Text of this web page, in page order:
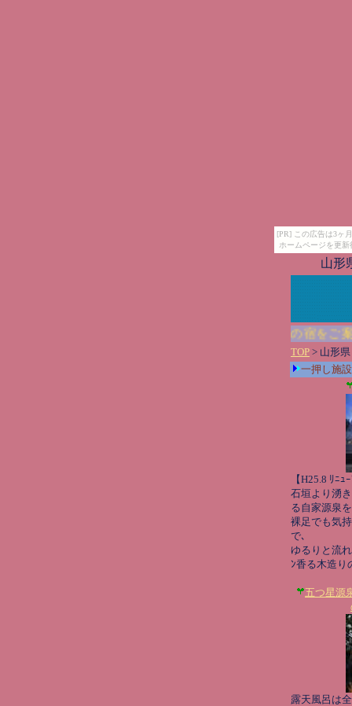
[PR] この広告は3ヶ
ホームページを更
山形
自家源泉を楽しめる施設中心の山形県で人気の宿をご案内
TOP > 山形県
一押し施設
【H25.8 ﾘﾆｭ
石垣より湧
る自家源泉
裸足でも気
で､
ゆるりと流
ﾝ香る木造り
五つ星源
露天風呂は